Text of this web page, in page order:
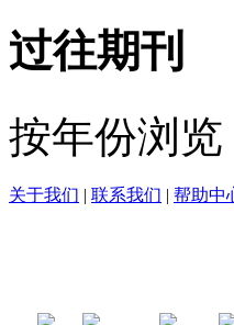
过往期刊
按年份浏览
关于我们 | 联系我们 | 帮助中